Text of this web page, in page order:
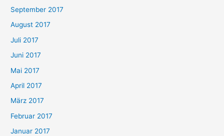
September 2017
August 2017
Juli 2017
Juni 2017
Mai 2017
April 2017
März 2017
Februar 2017
Januar 2017